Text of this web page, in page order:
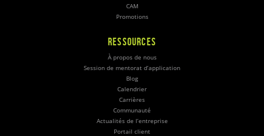
CAM
Promotions
RESSOURCES
À propos de nous
Session de mentorat d’application
Blog
Calendrier
Carrières
Communauté
Actualités de l’entreprise
Portail client